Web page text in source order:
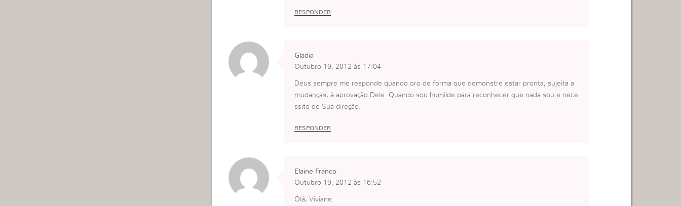
RESPONDER
Gladia
Outubro 19, 2012 às 17:04
Deus sempre me responde quando oro de forma que demonstre estar pronta, sujeita a
mudanças, à aprovação Dele. Quando sou humilde para reconhecer que nada sou e nece
ssito de Sua direção.
RESPONDER
Elaine Franco
Outubro 19, 2012 às 16:52
Olá, Viviane.